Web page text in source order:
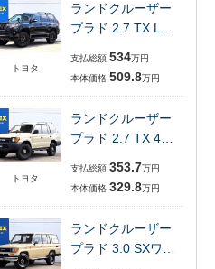
トヨタ
ランドクルーザー
プラド 2.7 TX L…
支払総額 534万円
本体価格 509.8万円
トヨタ
ランドクルーザー
プラド 2.7 TX 4…
支払総額 353.7万円
本体価格 329.8万円
ランドクルーザー
プラド 3.0 SXワ…